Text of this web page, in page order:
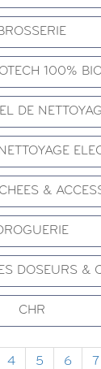
100%
DE
&
DOSEURS &
CHR
4 5 6 7